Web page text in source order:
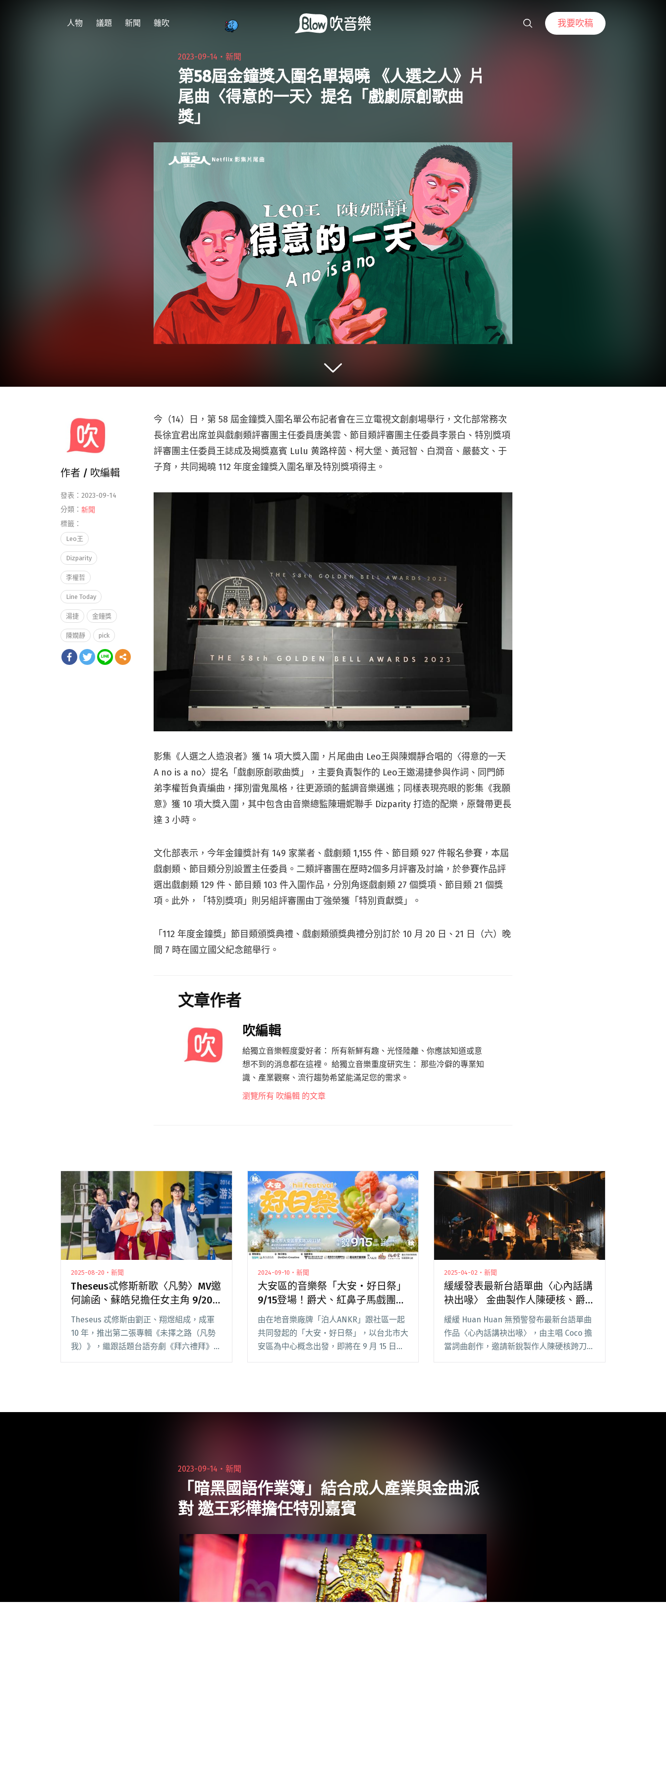
人物 議題 新聞 雜吹 我要吹稿
2023-09-14・新聞
第58屆金鐘獎入圍名單揭曉 《人選之人》片
尾曲〈得意的一天〉提名「戲劇原創歌曲
獎」
今（14）日，第 58 屆金鐘獎入圍名單公布記者會在三立電視文創劇場舉行，文化部常務次
長徐宜君出席並與戲劇類評審團主任委員唐美雲、節目類評審團主任委員李景白、特別獎項
評審團主任委員王誌成及揭獎嘉賓 Lulu 黄路梓茵、柯大堡、黃冠智、白潤音、嚴藝文、于
子育，共同揭曉 112 年度金鐘獎入圍名單及特別獎項得主。
影集《人選之人造浪者》獲 14 項大獎入圍，片尾曲由 Leo王與陳嫺靜合唱的〈得意的一天
A no is a no〉提名「戲劇原創歌曲獎」，主要負責製作的 Leo王邀湯捷參與作詞、同門師
弟李權哲負責編曲，揮別雷鬼風格，往更源頭的藍調音樂邁進；同樣表現亮眼的影集《我願
意》獲 10 項大獎入圍，其中包含由音樂總監陳珊妮聯手 Dizparity 打造的配樂，原聲帶更長
達 3 小時。
文化部表示，今年金鐘獎計有 149 家業者、戲劇類 1,155 件、節目類 927 件報名參賽，本屆
戲劇類、節目類分別設置主任委員。二類評審團在歷時2個多月評審及討論，於參賽作品評
選出戲劇類 129 件、節目類 103 件入圍作品，分別角逐戲劇類 27 個獎項、節目類 21 個獎
項。此外，「特別獎項」則另組評審團由丁強榮獲「特別貢獻獎」。
「112 年度金鐘獎」節目類頒獎典禮、戲劇類頒獎典禮分別訂於 10 月 20 日、21 日（六）晚
間 7 時在國立國父紀念館舉行。
文章作者
吹編輯
給獨立音樂輕度愛好者： 所有新鮮有趣、光怪陸離、你應該知道或意
想不到的消息都在這裡。 給獨立音樂重度研究生： 那些冷僻的專業知
識、產業觀察、流行趨勢希望能滿足您的需求。
瀏覽所有 吹編輯 的文章
作者 / 吹編輯
發表：2023-09-14
分類： 新聞
標籤：
Leo王
Dizparity
李權哲
Line Today
湯捷 金鐘獎
陳嫺靜 pick
2025-08-20・新聞
Theseus忒修斯新歌〈凡勢〉MV邀
何諭函、蘇皓兒擔任女主角 9/20
舉辦專場
Theseus 忒修斯由劉正、翔煜組成，成軍
10 年，推出第二張專輯《未擇之路（凡勢
我）》，繼跟話題台語夯劇《拜六禮拜》合
作的 4 首先行曲之後，打鐵趁熱推出專輯
何諭函、蘇皓兒擔任女主角 9/20舉辦專場"
2024-09-10・新聞
大安區的音樂祭「大安‧好日祭」
9/15登場！爵犬、紅鼻子馬戲團等
多組跨國音樂人登台演出
由在地音樂廠牌「泊人ANKR」跟社區一起
共同發起的「大安‧好日祭」，以台北市大
安區為中心概念出發，即將在 9 月 15 日登
場。 不僅邀請多組音樂藝術團體輪番上
日祭」9/15登場！爵犬、紅鼻子馬戲團等多
2025-04-02・新聞
緩緩發表最新台語單曲〈心內話講
袂出喙〉 金曲製作人陳硬核、爵
士才女梁軒驚喜跨刀
緩緩 Huan Huan 無預警發布最新台語單曲
作品〈心內話講袂出喙〉，由主唱 Coco 擔
當詞曲創作，邀請新銳製作人陳硬核跨刀製
作，樂團跳脫「緩緩」的風格，首次挑戰快
曲製作人陳硬核、爵士才女梁軒驚喜跨刀"
2023-09-14・新聞
「暗黑國語作業簿」結合成人產業與金曲派
對 邀王彩樺擔任特別嘉賓